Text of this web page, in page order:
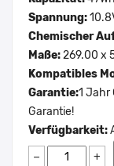
Spannung:
Chemischer
Maße:269.00 x
Kompatibles
Garantie:1 Jahr
Garantie!
Verfügbarkeit:
− +